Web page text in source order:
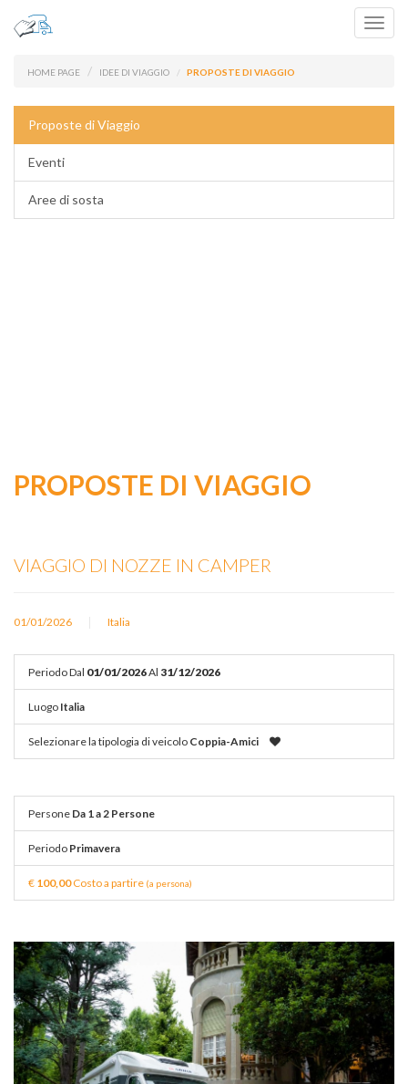
HOME PAGE IDEE DI VIAGGIO PROPOSTE DI VIAGGIO
Proposte di Viaggio
Eventi
Aree di sosta
PROPOSTE DI VIAGGIO
VIAGGIO DI NOZZE IN CAMPER
01/01/2026 | Italia
PeriodoDal 01/01/2026Al 31/12/2026
Luogo Italia
Selezionare la tipologia di veicolo Coppia-Amici
Persone Da 1 a 2 Persone
Periodo Primavera
€ 100,00Costo a partire (a persona)